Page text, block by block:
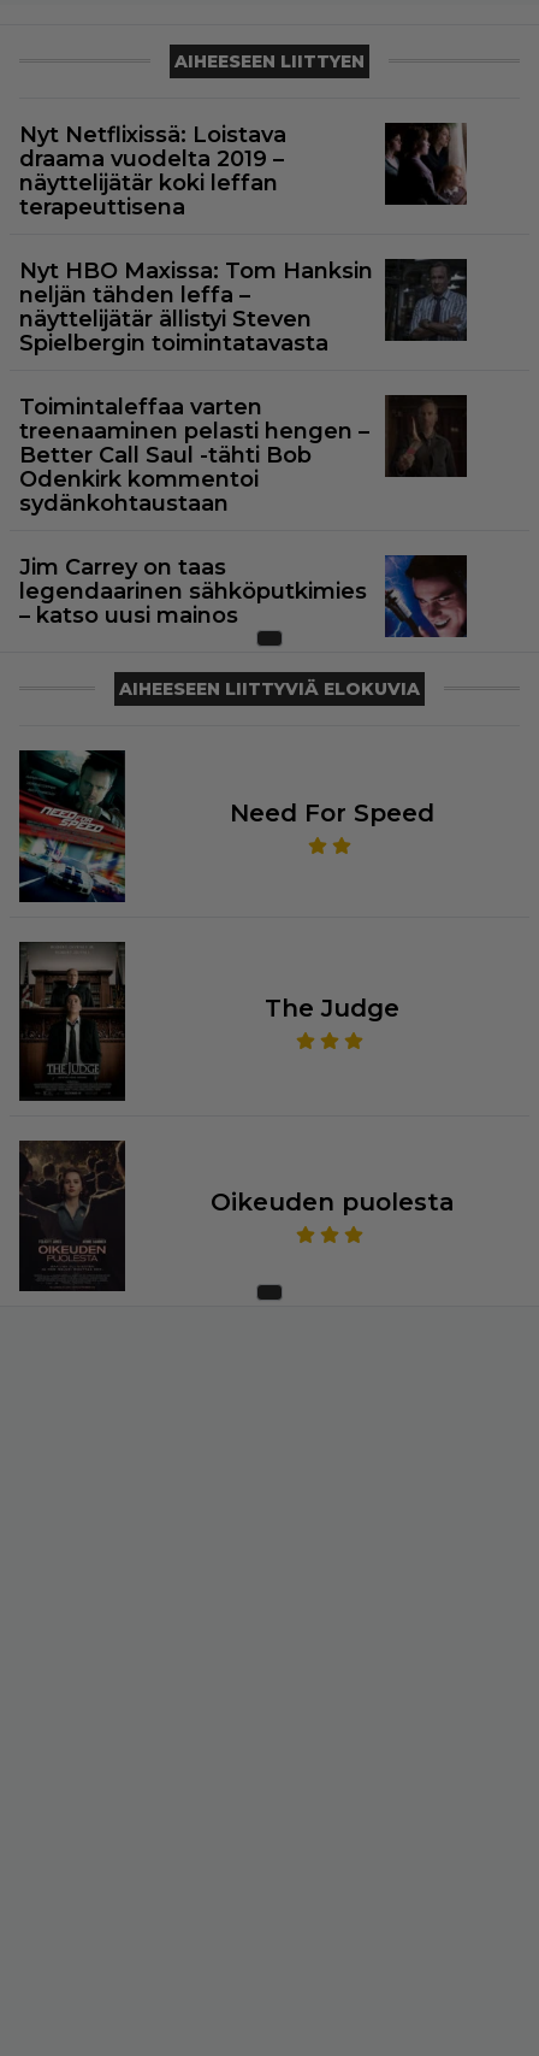
AIHEESEEN LIITTYEN
Nyt Netflixissä: Loistava
draama vuodelta 2019 –
näyttelijätär koki leffan
terapeuttisena
Nyt HBO Maxissa: Tom Hanksin
neljän tähden leffa –
näyttelijätär ällistyi Steven
Spielbergin toimintatavasta
Toimintaleffaa varten
treenaaminen pelasti hengen –
Better Call Saul -tähti Bob
Odenkirk kommentoi
sydänkohtaustaan
Jim Carrey on taas
legendaarinen sähköputkimies
– katso uusi mainos
AIHEESEEN LIITTYVIÄ ELOKUVIA
Need For Speed
The Judge
Oikeuden puolesta